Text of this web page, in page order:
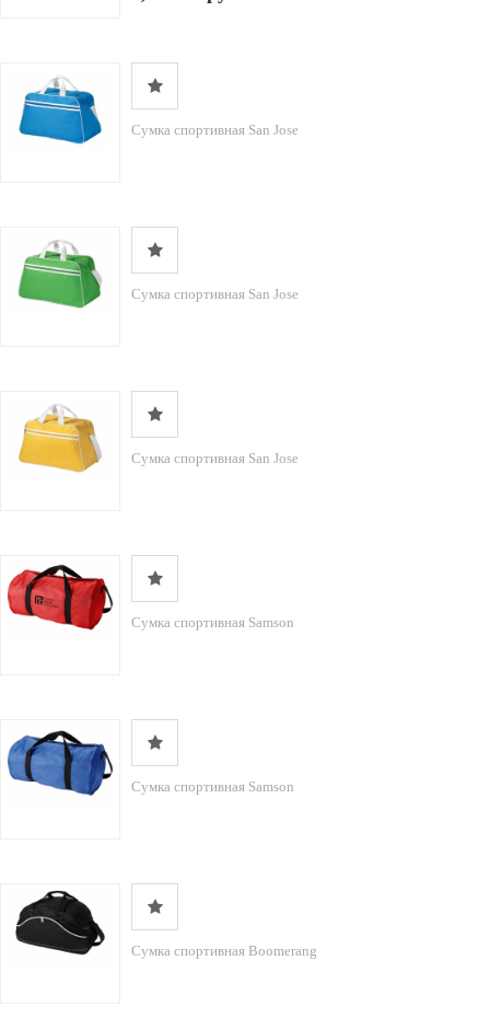
Сумка спортивная San Jose
Сумка спортивная San Jose
Сумка спортивная San Jose
Сумка спортивная Samson
Сумка спортивная Samson
Сумка спортивная Boomerang